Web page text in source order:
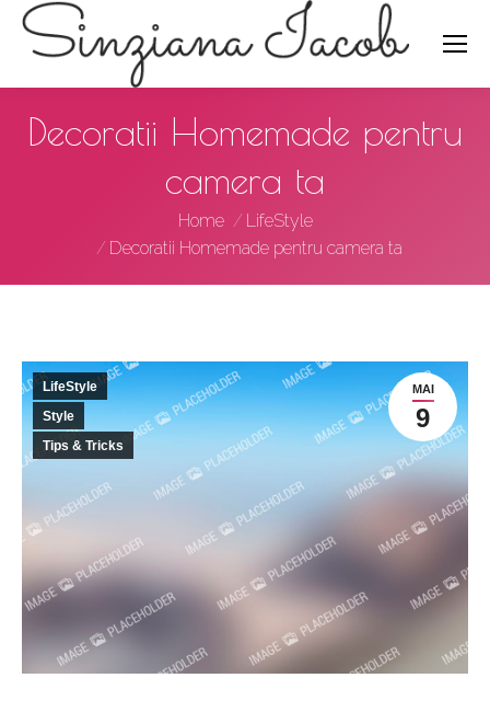
Search:
Decoratii Homemade pentru
camera ta
Home
LifeStyle
Decoratii Homemade pentru camera ta
MAI
9
LifeStyle
Style
Tips & Tricks